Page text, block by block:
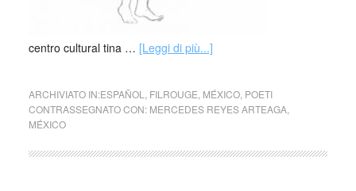
centro cultural tina … [Leggi di più...]
ARCHIVIATO IN:ESPAÑOL FILROUGE MÉXICO, POETI
CONTRASSEGNATO CON: MERCEDES REYES ARTEAGA,
MÉXICO